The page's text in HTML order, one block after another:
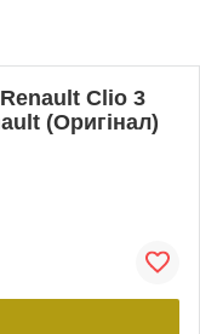
Clio 3
(Оригінал)